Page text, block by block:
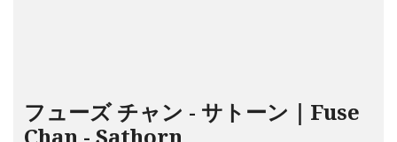
フューズ チャン - サトーン｜Fuse
Chan - Sathorn